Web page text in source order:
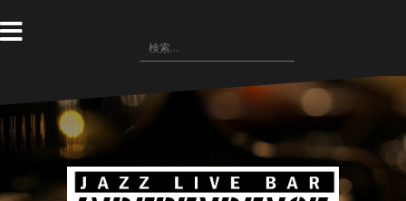
ン
テ
へ
ス
検
索: